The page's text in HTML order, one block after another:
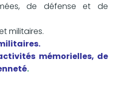
de défense et de
militaires.
mémorielles, de
.